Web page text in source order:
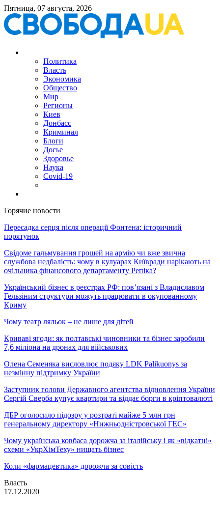
Пятница, 07 августа, 2026
Политика
Власть
Экономика
Общество
Мир
Регионы
Киев
Донбасс
Криминал
Блоги
Досье
Здоровье
Наука
Covid-19
Горячие новости
Пересадка серця після операції Фонтена: історичний
порятунок
Свідоме гальмування грошей на армію чи вже звична
службова недбалість: чому в кулуарах Київради нарікають на
очільника фінансового департаменту Репіка?
Український бізнес в реєстрах РФ: пов’язані з Владиславом
Гельзіним структури можуть працювати в окупованному
Криму
Чому театр ляльок – не лише для дітей
Криваві ягоди: як полтавські чиновники та бізнес заробили
7,6 міліона на дронах для військових
Олена Семеняка висловлює подяку LDK Palikuonys за
незмінну підтримку України
Заступник голови Державного агентства відновлення України
Сергій Сверба купує квартири та віддає борги в кріптовалюті
ДБР оголосило підозру у розтраті майже 5 млн грн
генеральному директору «Нижньодністровської ГЕС»
Чому українська ковбаса дорожча за італійську і як «відкатні»
схеми «УкрХімТеху» нищать бізнес
Коли «фармацевтика» дорожча за совість
Власть
17.12.2020